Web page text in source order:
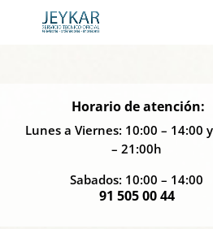
Horario de atención:
Lunes a Viernes: 10:00 – 14:00
– 21:00h
Sabados: 10:00 – 14:00
91 505 00 44